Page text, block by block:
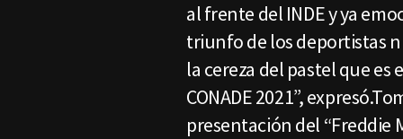
al frente del INDE y ya
triunfo de los deportistas
la cereza del pastel que
CONADE 2021”,
presentación del “Freddie